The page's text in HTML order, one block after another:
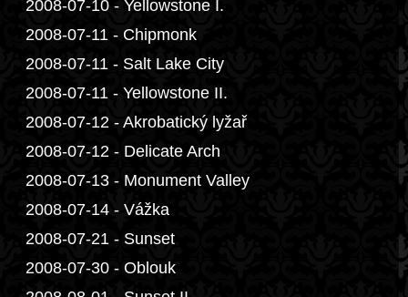
2008-07-10 - Yellowstone I.
2008-07-11 - Chipmonk
2008-07-11 - Salt Lake City
2008-07-11 - Yellowstone II.
2008-07-12 - Akrobatický lyžař
2008-07-12 - Delicate Arch
2008-07-13 - Monument Valley
2008-07-14 - Vážka
2008-07-21 - Sunset
2008-07-30 - Oblouk